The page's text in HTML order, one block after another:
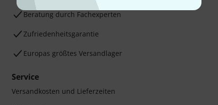
Beratung durch Fachexperten
Zufriedenheitsgarantie
Europas größtes Versandlager
Service
Versandkosten und Lieferzeiten